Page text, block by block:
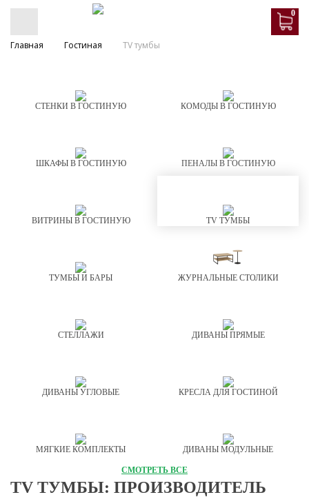
0
Главная Гостиная TV тумбы
СТЕНКИ В ГОСТИНУЮ КОМОДЫ В ГОСТИНУЮ
ШКАФЫ В ГОСТИНУЮ ПЕНАЛЫ В ГОСТИНУЮ
ВИТРИНЫ В ГОСТИНУЮ TV ТУМБЫ
ТУМБЫ И БАРЫ ЖУРНАЛЬНЫЕ СТОЛИКИ
СТЕЛЛАЖИ ДИВАНЫ ПРЯМЫЕ
ДИВАНЫ УГЛОВЫЕ КРЕСЛА ДЛЯ ГОСТИНОЙ
МЯГКИЕ КОМПЛЕКТЫ ДИВАНЫ МОДУЛЬНЫЕ
СМОТРЕТЬ ВСЕ
TV ТУМБЫ: ПРОИЗВОДИТЕЛЬ